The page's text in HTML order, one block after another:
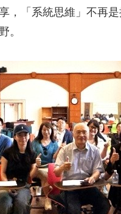
，「系統思維」不再
。